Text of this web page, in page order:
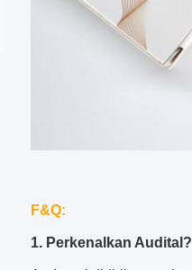
F&Q:
1. Perkenalkan Audital?